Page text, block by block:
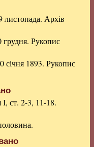
листопада. Архів
грудня. Рукопис
січня 1893. Рукопис
ст. 2-3, 11-18.